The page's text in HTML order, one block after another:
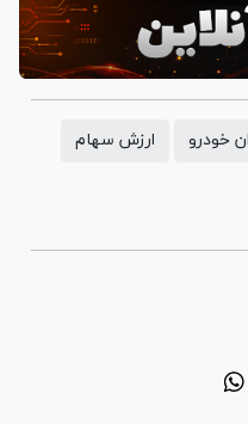
خودرو ارزش سهام